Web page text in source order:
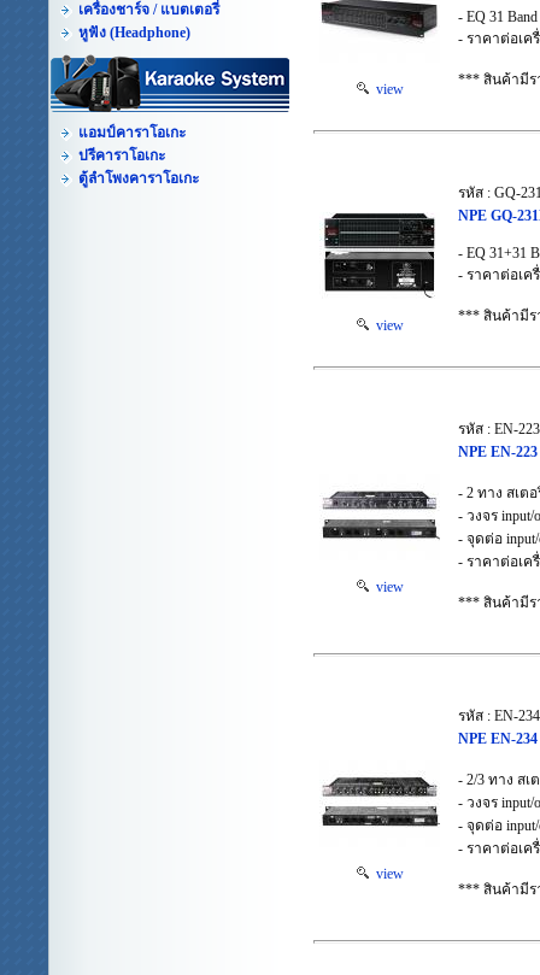
เครื่องชาร์จ / แบตเตอรี่
หูฟัง (Headphone)
แอมป์คาราโอเกะ
ปรีคาราโอเกะ
ตู้ลำโพงคาราโอเกะ
view
- EQ 31 Band
- ราคาต่อเค
*** สินค้ามีร
view
รหัส : GQ-
NPE GQ-
- EQ 31+31
- ราคาต่อเค
*** สินค้ามีร
view
รหัส : EN-223
NPE EN-
- 2 ทาง สเต
- วงจร
- จุดต่อ
- ราคาต่อเค
*** สินค้ามีร
view
รหัส : EN-234
NPE EN-
- 2/3 ทาง สเ
- วงจร
- จุดต่อ
- ราคาต่อเค
*** สินค้ามีร